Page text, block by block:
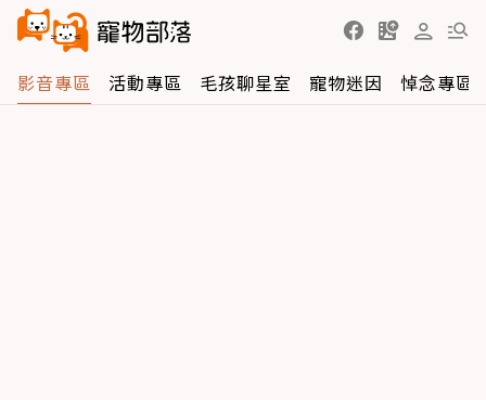
影音專區 活動專區 毛孩聊星室 寵物迷因 悼念專區